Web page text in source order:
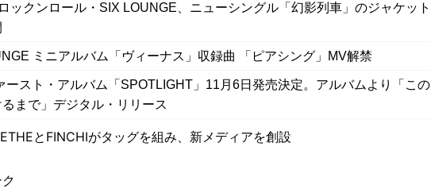
ックンロール・SIX LOUNGE、ニューシングル「幻影列車」のジャケット
ミニアルバム「ヴィーナス」収録曲 「ピアシング」MV解禁
ースト・アルバム「SPOTLIGHT」11月6日発売決定。アルバムより「この
まで」デジタル・リリース
とFINCHIがタッグを組み、新メディアを創設